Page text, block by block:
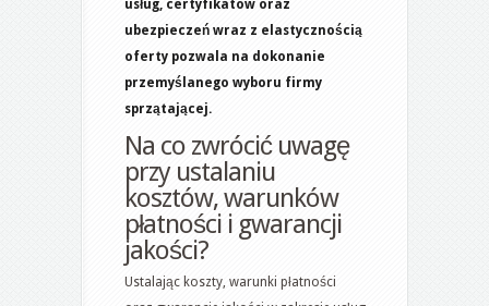
usług, certyfikatów oraz
ubezpieczeń wraz z elastycznością
oferty pozwala na dokonanie
przemyślanego wyboru firmy
sprzątającej.
Na co zwrócić uwagę
przy ustalaniu
kosztów, warunków
płatności i gwarancji
jakości?
Ustalając koszty, warunki płatności